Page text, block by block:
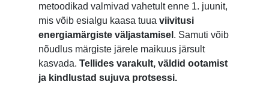
metoodikad valmivad vahetult enne 1. juunit,
mis võib esialgu kaasa tuua viivitusi
energiamärgiste väljastamisel . Samuti võib
nõudlus märgiste järele maikuus järsult
kasvada. Tellides varakult, väldid ootamist
ja kindlustad sujuva protsessi.